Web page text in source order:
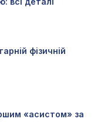
фізичній
«асистом» за